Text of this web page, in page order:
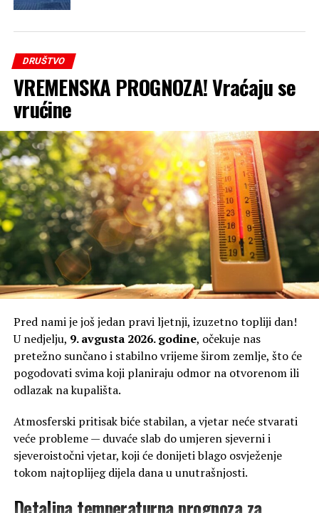
DRUŠTVO
VREMENSKA PROGNOZA! Vraćaju se
vrućine
Pred nami je još jedan pravi ljetnji, izuzetno topliji dan!
U nedjelju, 9. avgusta 2026. godine, očekuje nas
pretežno sunčano i stabilno vrijeme širom zemlje, što će
pogodovati svima koji planiraju odmor na otvorenom ili
odlazak na kupališta.
Atmosferski pritisak biće stabilan, a vjetar neće stvarati
veće probleme — duvaće slab do umjeren sjeverni i
sjeveroistočni vjetar, koji će donijeti blago osvježenje
tokom najtoplijeg dijela dana u unutrašnjosti.
Detaljna temperaturna prognoza za